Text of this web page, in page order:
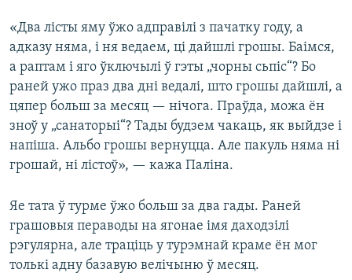
«Два лісты яму ўжо адправілі з пачатку году, а
адказу няма, і ня ведаем, ці дайшлі грошы. Баімся,
а раптам і яго ўключылі ў гэты „чорны сьпіс“? Бо
раней ужо праз два дні ведалі, што грошы дайшлі, а
цяпер больш за месяц — нічога. Праўда, можа ён
зноў у „санаторыі“? Тады будзем чакаць, як выйдзе і
напіша. Альбо грошы вернуцца. Але пакуль няма ні
грошай, ні лістоў», — кажа Паліна.
Яе тата ў турме ўжо больш за два гады. Раней
грашовыя пераводы на ягонае імя даходзілі
рэгулярна, але траціць у турэмнай краме ён мог
толькі адну базавую велічыню ў месяц.